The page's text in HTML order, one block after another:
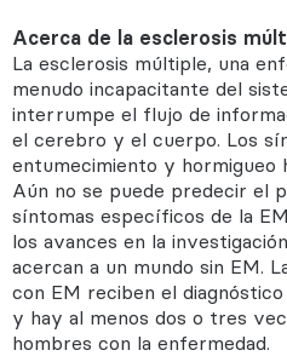
Acerca de la esclerosis
La esclerosis múltiple, una
menudo incapacitante del
interrumpe el flujo de
el cerebro y el cuerpo. Los
entumecimiento y hormigueo
Aún no se puede predecir el
síntomas específicos de la
los avances en la
acercan a un mundo sin EM.
con EM reciben el
y hay al menos dos o tres
hombres con la enfermedad.